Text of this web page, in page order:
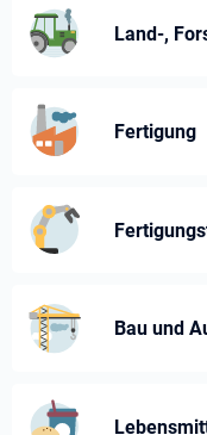
Land-,
Fertigung
Bau und